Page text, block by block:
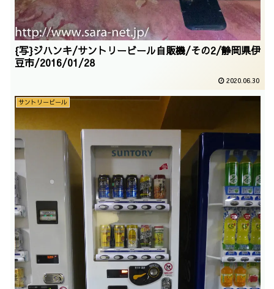
{写}ジハンキ/サントリービール自販機/その2/静岡県伊
豆市/2016/01/28
2020.06.30
サントリービール